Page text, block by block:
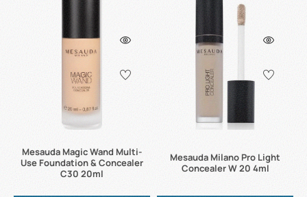
Mesauda Magic Wand Multi-
Use Foundation & Concealer
C30 20ml
Mesauda Milano Pro Light
Concealer W 20 4ml